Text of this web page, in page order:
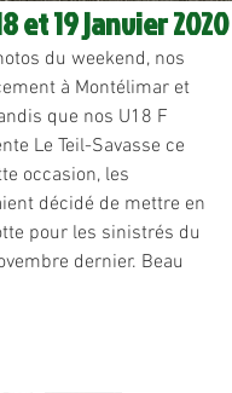
et 19 janvier 2020
du weekend, nos
à Montélimar et
que nos U18 F
Le Teil-Savasse ce
occasion, les
décidé de mettre en
pour les sinistrés du
dernier. Beau